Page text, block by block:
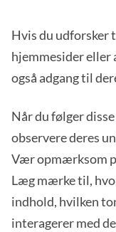
Hvis du udforsker
hjemmesider eller
også adgang til
Når du følger
observere deres
Vær opmærksom
Læg mærke til,
indhold, hvilken
interagerer med